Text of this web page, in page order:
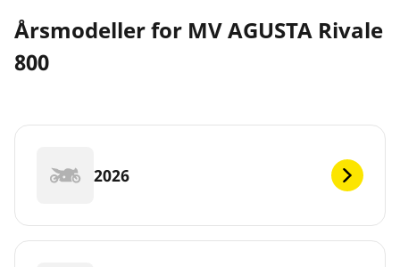
Årsmodeller for MV AGUSTA Rivale
800
2026